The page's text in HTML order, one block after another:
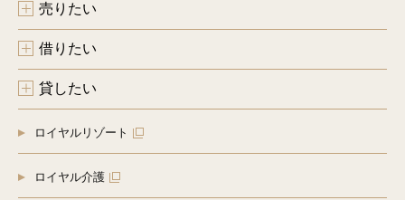
売りたい
借りたい
貸したい
ロイヤルリゾート
ロイヤル介護